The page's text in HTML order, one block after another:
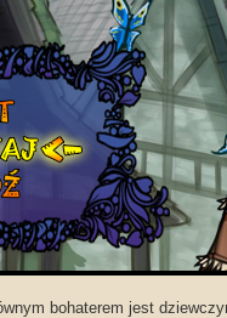
bohaterem jest